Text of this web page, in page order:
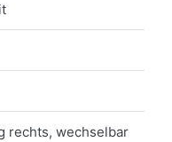
rechts, wechselbar